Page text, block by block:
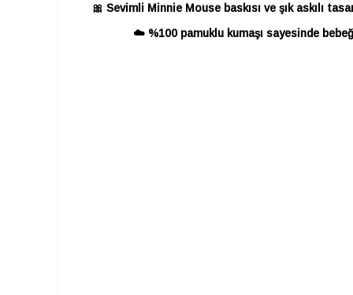
🎀 Sevimli Minnie Mouse baskısı ve şık askılı
☁️ %100 pamuklu kumaşı sayesinde